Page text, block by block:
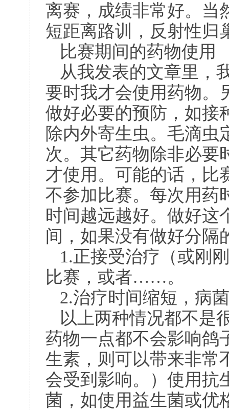
离赛，成绩非常好。当
短距离路训，反射性归
比赛期间的药物使用
从我发表的文章里，
要时我才会使用药物。
做好必要的预防，如接
除内外寄生虫。毛滴虫
次。其它药物除非必要
才使用。可能的话，比
不参加比赛。每次用药
时间越远越好。做好这
间，如果没有做好分隔
1.正接受治疗（或刚
比赛，或者……。
2.治疗时间缩短，病
以上两种情况都不是
药物一点都不会影响鸽
生素，则可以带来非常
会受到影响。）使用抗
菌，如使用益生菌或优